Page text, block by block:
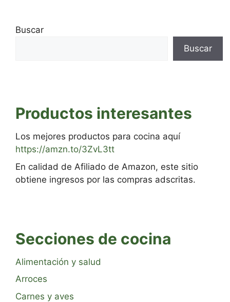
Buscar
Buscar
Productos interesantes
Los mejores productos para cocina aquí
https://amzn.to/3ZvL3tt
En calidad de Afiliado de Amazon, este sitio
obtiene ingresos por las compras adscritas.
Secciones de cocina
Alimentación y salud
Arroces
Carnes y aves